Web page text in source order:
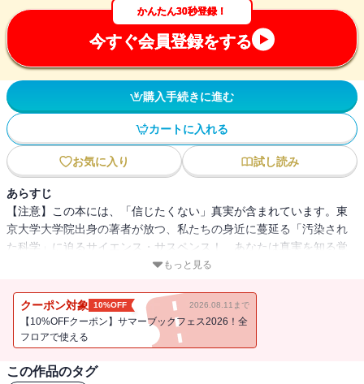
かんたん30秒登録！
今すぐ会員登録をする
購入手続きに進む
カートに入れる
お気に入り 試し読み
あらすじ
【注意】この本には、「信じたくない」真実が含まれています。東
京大学大学院出身の著者が放つ、私たちの身近に蔓延る「汚染され
た科学」に迫るサイエンス・サスペンス！ あなたは真実を知る覚
めた、科学を装う「まがいもの」。大学院生の圭は、新進気鋭の生
物学者・宇賀神と共に、ニセ科学批判の急先鋒である蓮見教授の元
を訪ねる。そこで告げられたのは、宇賀神のライバルであり、想い
の深海パワーで飲むだけでがんが治る、「万能深海酵母群」。「Ｖ
もっと見る
クーポン対象 10%OFF 2026.08.11まで
【10%OFFクーポン】サマーブックフェス2026！全
フロアで使える
この作品のタグ